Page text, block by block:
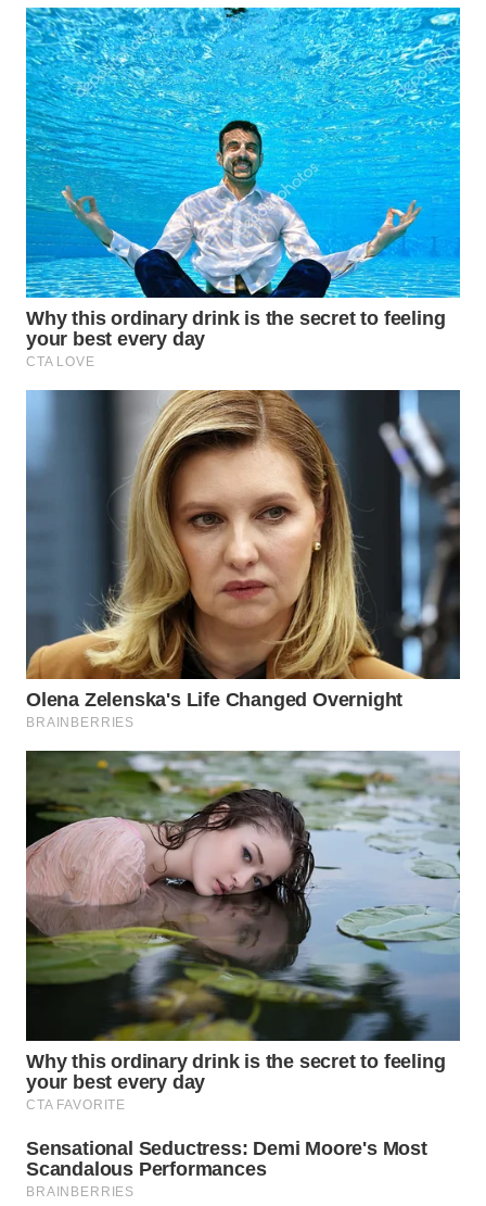
WN
PAKPAK
WN
KARAWANG
WN
BEKASI
WN
BOGOR
WN
PADANG
LAWAS
SUMEDANG
WN
CIANJUR
WN
KEPULAUAN
SERIBU
TANGERANG
WN
BINJAI
WN
CIREBON